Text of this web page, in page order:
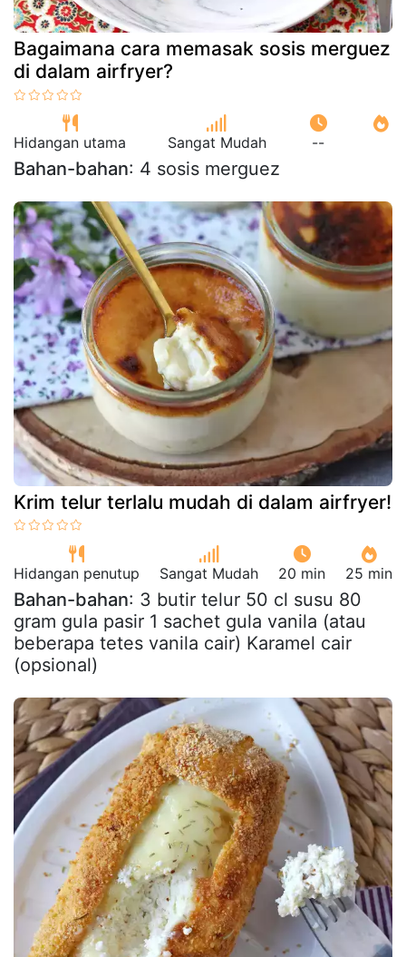
Bagaimana cara memasak sosis merguez
di dalam airfryer?
Hidangan utama Sangat Mudah --
Bahan-bahan: 4 sosis merguez
Krim telur terlalu mudah di dalam airfryer!
Hidangan penutup Sangat Mudah 20 min 25 min
Bahan-bahan: 3 butir telur 50 cl susu 80
gram gula pasir 1 sachet gula vanila (atau
beberapa tetes vanila cair) Karamel cair
(opsional)